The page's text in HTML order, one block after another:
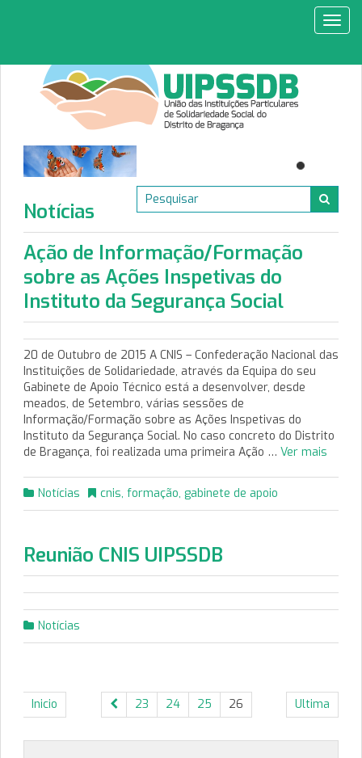
Notícias
Ação de Informação/Formação
sobre as Ações Inspetivas do
Instituto da Segurança Social
20 de Outubro de 2015 A CNIS – Confederação Nacional das
Instituições de Solidariedade, através da Equipa do seu
Gabinete de Apoio Técnico está a desenvolver, desde
meados, de Setembro, várias sessões de
Informação/Formação sobre as Ações Inspetivas do
Instituto da Segurança Social. No caso concreto do Distrito
de Bragança, foi realizada uma primeira Ação … Ver mais
Notícias cnis, formação, gabinete de apoio
Reunião CNIS UIPSSDB
Notícias
Inicio 23 24 25 26 Ultima